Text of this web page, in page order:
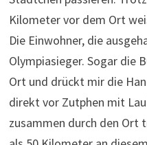
Aber ich fühle mich, als
durchlaufen könnte.
Nach der zweiten viel zu
allerdings eher, als wenn
gehen könnte. Die
Schiffstaue. Füße und